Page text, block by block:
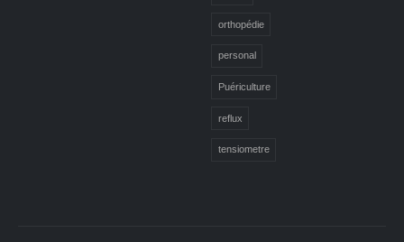
orthopédie
personal
Puériculture
reflux
tensiometre